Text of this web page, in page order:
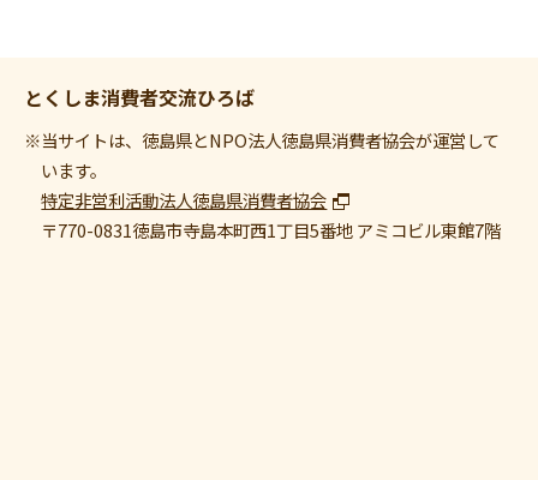
とくしま消費者交流ひろば
※当サイトは、徳島県とNPO法人徳島県消費者協会が運営して
います。
特定非営利活動法人徳島県消費者協会
〒770-0831徳島市寺島本町西1丁目5番地 アミコビル東館7階